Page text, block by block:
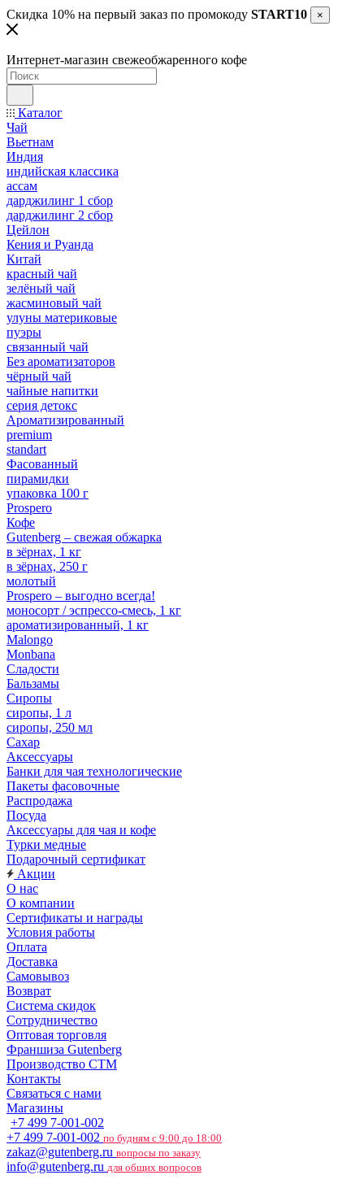
Скидка 10% на первый заказ по промокоду START10 ×
Интернет-магазин свежеобжаренного кофе
Каталог
Чай
Вьетнам
Индия
индийская классика
ассам
дарджилинг 1 сбор
дарджилинг 2 сбор
Цейлон
Кения и Руанда
Китай
красный чай
зелёный чай
жасминовый чай
улуны материковые
пуэры
связанный чай
Без ароматизаторов
чёрный чай
чайные напитки
серия детокс
Ароматизированный
premium
standart
Фасованный
пирамидки
упаковка 100 г
Prospero
Кофе
Gutenberg – свежая обжарка
в зёрнах, 1 кг
в зёрнах, 250 г
молотый
Prospero – выгодно всегда!
моносорт / эспрессо-смесь, 1 кг
ароматизированный, 1 кг
Malongo
Monbana
Сладости
Бальзамы
Сиропы
сиропы, 1 л
сиропы, 250 мл
Сахар
Аксессуары
Банки для чая технологические
Пакеты фасовочные
Распродажа
Посуда
Аксессуары для чая и кофе
Турки медные
Подарочный сертификат
Акции
О нас
О компании
Сертификаты и награды
Условия работы
Оплата
Доставка
Самовывоз
Возврат
Система скидок
Сотрудничество
Оптовая торговля
Франшиза Gutenberg
Производство СТМ
Контакты
Связаться с нами
Магазины
+7 499 7-001-002
+7 499 7-001-002 по будням с 9:00 до 18:00
zakaz@gutenberg.ru вопросы по заказу
info@gutenberg.ru для общих вопросов